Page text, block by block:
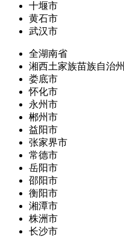
十堰市
黄石市
武汉市
全湖南省
湘西土家族苗族自治州
娄底市
怀化市
永州市
郴州市
益阳市
张家界市
常德市
岳阳市
邵阳市
衡阳市
湘潭市
株洲市
长沙市